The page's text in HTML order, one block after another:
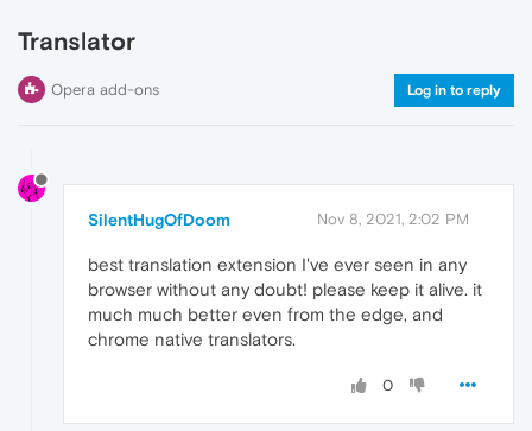
Translator
Opera add-ons Log in to reply
SilentHugOfDoom Nov 8, 2021, 2:02 PM
best translation extension I've ever seen in any
browser without any doubt! please keep it alive. it
much much better even from the edge, and
chrome native translators.
0